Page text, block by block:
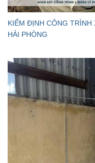
KIỂM ĐỊNH CÔNG TRÌNH
HẢI PHÒNG